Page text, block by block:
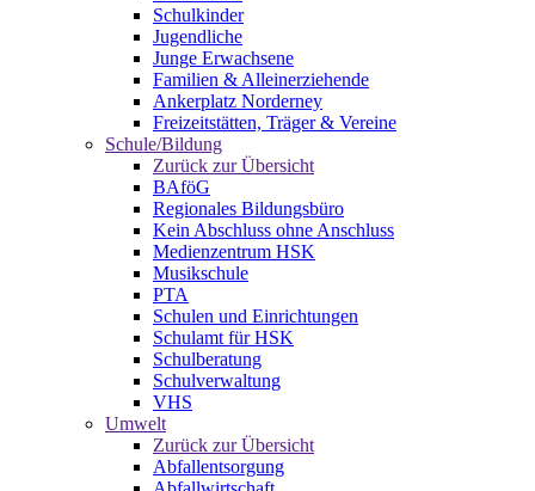
Schulkinder
Jugendliche
Junge Erwachsene
Familien & Alleinerziehende
Ankerplatz Norderney
Freizeitstätten, Träger & Vereine
Schule/Bildung
Zurück zur Übersicht
BAföG
Regionales Bildungsbüro
Kein Abschluss ohne Anschluss
Medienzentrum HSK
Musikschule
PTA
Schulen und Einrichtungen
Schulamt für HSK
Schulberatung
Schulverwaltung
VHS
Umwelt
Zurück zur Übersicht
Abfallentsorgung